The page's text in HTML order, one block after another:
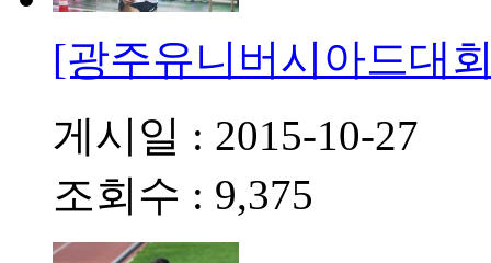
[광주유니버시아드대
게시일 : 2015-10-27
조회수 : 9,375